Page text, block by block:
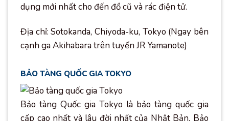
dụng mới nhất cho đến đồ cũ và rác điện tử.
Địa chỉ: Sotokanda, Chiyoda-ku, Tokyo (Ngay bên
cạnh ga Akihabara trên tuyến JR Yamanote)
BẢO TÀNG QUỐC GIA TOKYO
Bảo tàng Quốc gia Tokyo là bảo tàng quốc gia
cấp cao nhất và lâu đời nhất của Nhật Bản. Bảo